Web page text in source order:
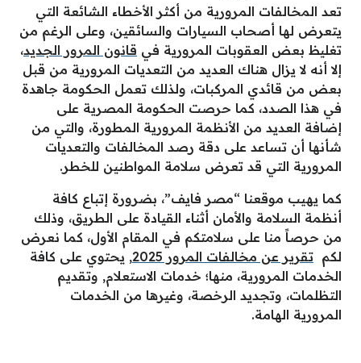
تعد المخالفات المرورية من أكثر الأخطاء الشائعة التي
يتعرض لها أصحاب السيارات والسائقين، وعلى الرغم من
تغليظ بعض العقوبات المرورية في قانون المرور الجديد،
إلا أنه لا يزال هناك العديد من التعديات المرورية من قبل
بعض من قائدي المركبات، ولذلك تعمل الحكومة جاهدة
في هذا الصدد، كما حرصت الحكومة المصرية على
إضافة العديد من الأنظمة المرورية المطورة، والتي من
شأنها أن تساعد على دقة رصد المخالفات والتعديات
المرورية التي قد تعرض سلامة المواطنين للخطر.
كما يهيب موقعنا “مصر فايف”، بضرورة إتباع كافة
أنظمة السلامة والأمان أثناء القيادة على الطريق، وذلك
من حرصاً منا على سلامتكم في المقام الأول، كما نعرض
لكم تقرير عن مخالفات المرور 2025
, يحتوي على كافة
الخدمات المرورية، منها؛ خدمات الاستعلام, وتقديم
التظلمات، وتجديد الرخصة، وغيرها من الخدمات
المرورية الهامة.